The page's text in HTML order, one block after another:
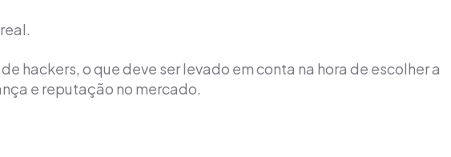
hackers, o que deve ser levado em conta na hora de escolher a
e reputação no mercado.